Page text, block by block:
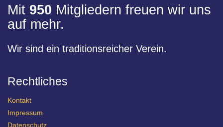
Mit 950 Mitgliedern freuen wir uns
auf mehr.
Wir sind ein traditionsreicher Verein.
Rechtliches
Kontakt
Impressum
Datenschutz